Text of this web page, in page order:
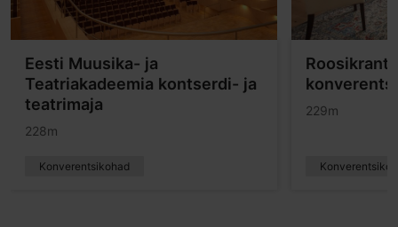
Eesti Muusika- ja
Teatriakadeemia kontserdi- ja
teatrimaja
228m
Konverentsikohad
229m